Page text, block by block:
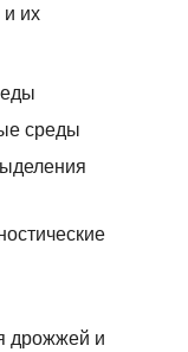
их
среды
дрожжей и